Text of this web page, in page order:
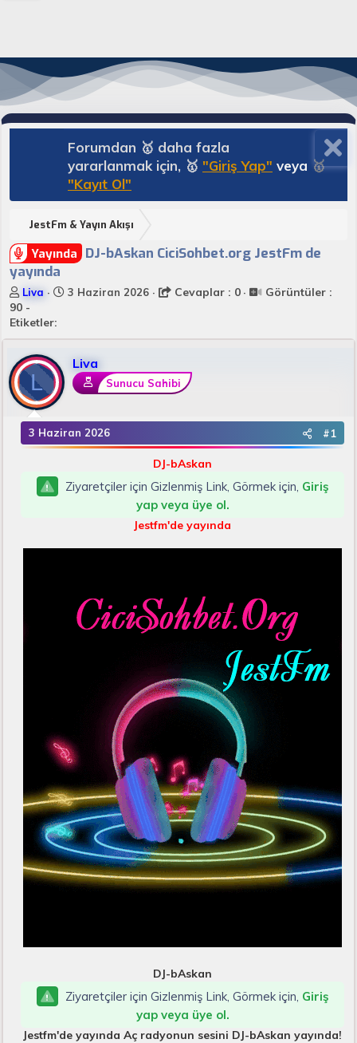
Forumdan 🥇 daha fazla
yararlanmak için, 🥇 "Giriş Yap" veya 🥇
"Kayıt Ol"
JestFm & Yayın Akışı
Yayında DJ-bAskan CiciSohbet.org JestFm de
yayında
K
o
n
u
u
a
ş
a
Liva
B
l
n
g
t
a
h
3 Haziran 2026 Cevaplar : 0
Görüntüler :
90 -
Etiketler:
L
Liva
Sunucu Sahibi
3 Haziran 2026 #1
DJ-bAskan
Ziyaretçiler için Gizlenmiş Link, Görmek için, Giriş
yap veya üye ol.
Jestfm'de yayında
DJ-bAskan
Ziyaretçiler için Gizlenmiş Link, Görmek için, Giriş
yap veya üye ol.
Jestfm'de yayında Aç radyonun sesini DJ-bAskan yayında!